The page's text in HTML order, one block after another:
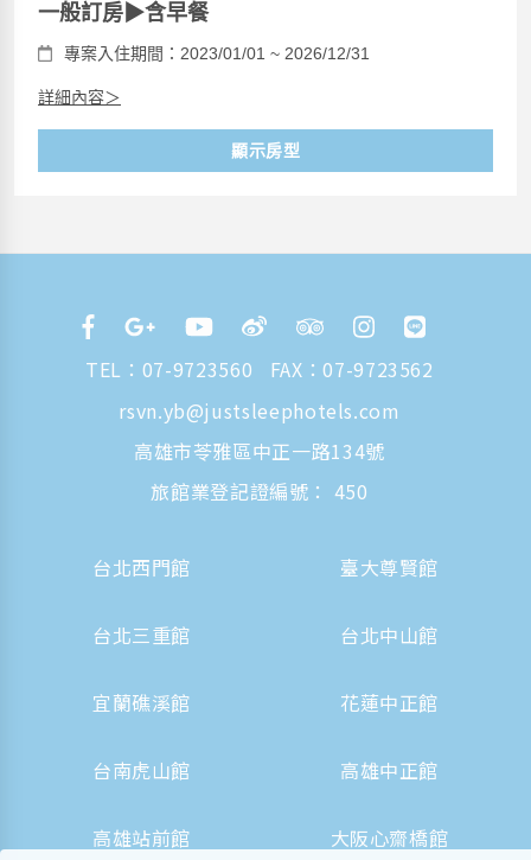
一般訂房▶含早餐
專案入住期間：2023/01/01 ~ 2026/12/31
詳細內容＞
顯示房型
TEL： 07-9723560
FAX：07-9723562
rsvn.yb@justsleephotels.com
高雄市苓雅區中正一路134號
旅館業登記證編號： 450
台北西門館 臺大尊賢館
台北三重館 台北中山館
宜蘭礁溪館 花蓮中正館
台南虎山館 高雄中正館
高雄站前館 大阪心齋橋館